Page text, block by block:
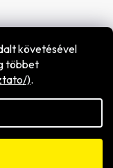
követésével
többet
).
Kft.. Minden jog